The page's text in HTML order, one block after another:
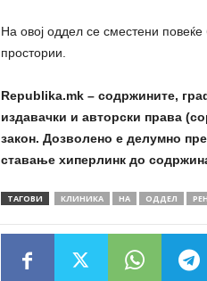
На овој оддел се сместени
простории.
Republika.mk – содржините,
издавачки и авторски права
закон. Дозволено е делумно
ставање хиперлинк до
ТАГОВИ КЛИНИКА НА ОДДЕЛ